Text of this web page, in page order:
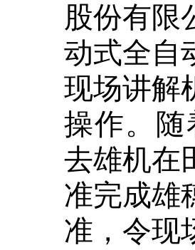
股份有限
动式全自
现场讲解
操作。
去雄机在
准完成雄
准，令现